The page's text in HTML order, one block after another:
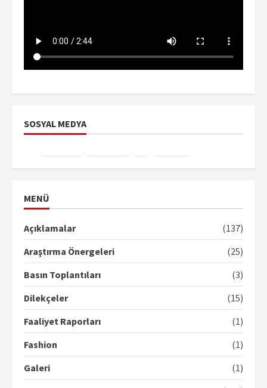
SOSYAL MEDYA
MENÜ
Açıklamalar
(137)
Araştırma Önergeleri
(25)
Basın Toplantıları
(3)
Dilekçeler
(15)
Faaliyet Raporları
(1)
Fashion
(1)
Galeri
(1)